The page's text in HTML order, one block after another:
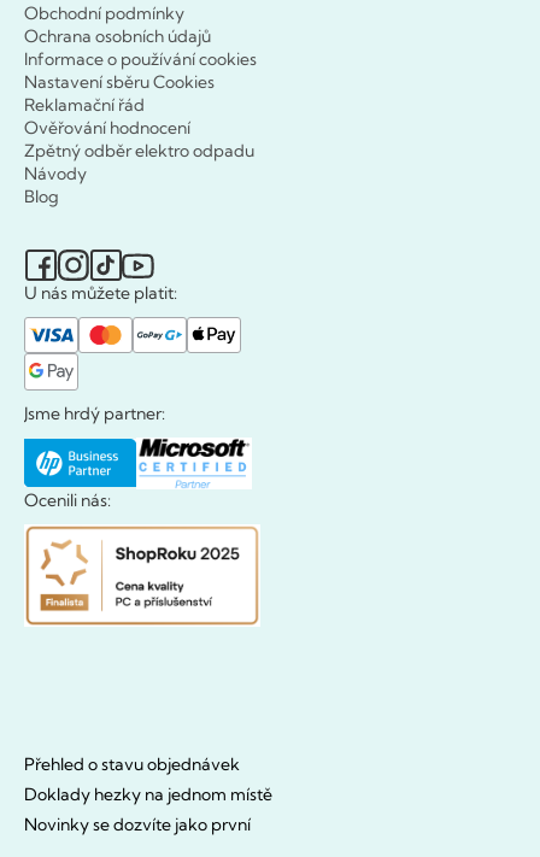
Obchodní podmínky
Ochrana osobních údajů
Informace o používání cookies
Nastavení sběru Cookies
Reklamační řád
Ověřování hodnocení
Zpětný odběr elektro odpadu
Návody
Blog
U nás můžete platit:
Jsme hrdý partner:
Ocenili nás:
Přehled o stavu objednávek
Doklady hezky na jednom místě
Novinky se dozvíte jako první